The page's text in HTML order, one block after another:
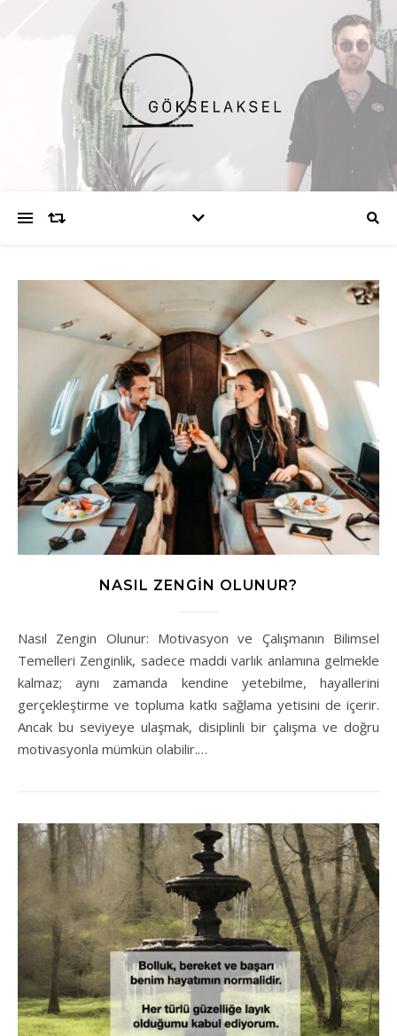
NASIL ZENGIN OLUNUR?
Nasıl Zengin Olunur: Motivasyon ve Çalışmanın Bilimsel
Temelleri Zenginlik, sadece maddi varlık anlamına gelmekle
kalmaz; aynı zamanda kendine yetebilme, hayallerini
gerçekleştirme ve topluma katkı sağlama yetisini de içerir.
Ancak bu seviyeye ulaşmak, disiplinli bir çalışma ve doğru
motivasyonla mümkün olabilir.…